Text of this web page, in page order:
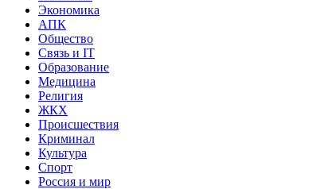
Экономика
АПК
Общество
Связь и IT
Образование
Медицина
Религия
ЖКХ
Происшествия
Криминал
Культура
Спорт
Россия и мир